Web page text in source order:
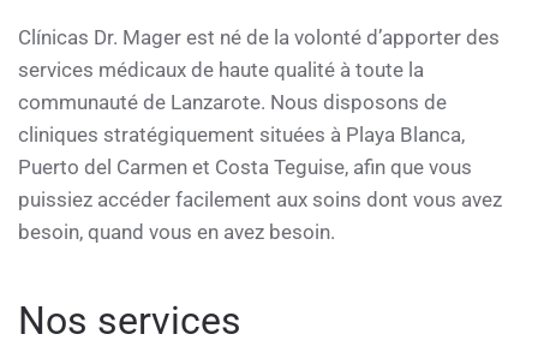
Clínicas Dr. Mager est né de la volonté d’apporter des
services médicaux de haute qualité à toute la
communauté de Lanzarote. Nous disposons de
cliniques stratégiquement situées à Playa Blanca,
Puerto del Carmen et Costa Teguise, afin que vous
puissiez accéder facilement aux soins dont vous avez
besoin, quand vous en avez besoin.
Nos services